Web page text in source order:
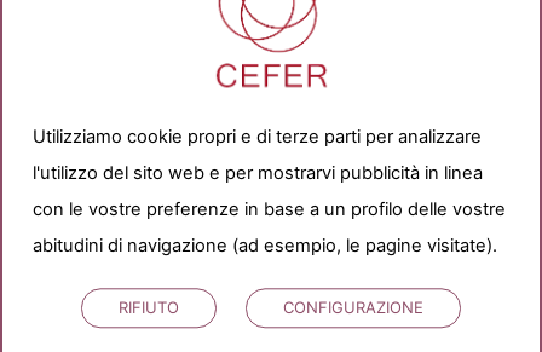
CHIEDICI
Utilizziamo cookie propri e di terze parti per analizzare
l'utilizzo del sito web e per mostrarvi pubblicità in linea
con le vostre preferenze in base a un profilo delle vostre
abitudini di navigazione (ad esempio, le pagine visitate).
RIFIUTO CONFIGURAZIONE